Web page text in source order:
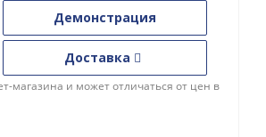
Демонстрация
Доставка
магазина и может отличаться от цен в